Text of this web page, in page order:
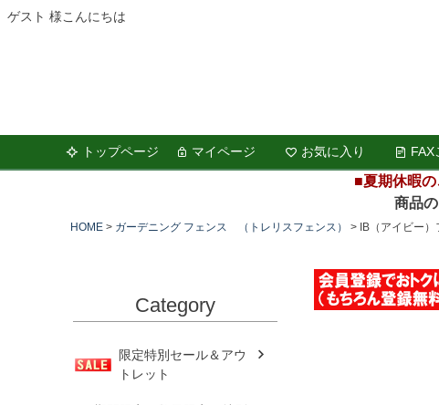
ゲスト 様こんにちは
トップページ
マイページ お気に入り FAX
■夏期休暇
商品のお
HOME ガーデニング フェンス （トレリスフェンス） IB（アイビー
Category
限定特別セール＆アウ
トレット